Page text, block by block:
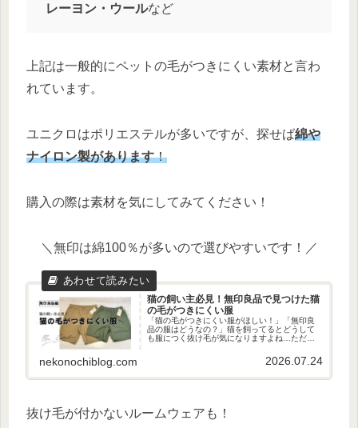
レーヨン・ウールなど
上記は一般的にペットの毛がつきにくい素材と言わ
れています。
ユニクロはポリエステルが多いですが、探せば綿や
ナイロン製があります！
購入の際は素材を気にしてみてください！
＼無印は綿100％が多いので選びやすいです！／
猫の飼い主必見！無印良品で見つけた猫
の毛がつきにくい服
「猫の毛がつきにくい服がほしい！」「無印良
品の服はどうなの？」猫を飼ってるとどうして
も服につく抜け毛が気になりますよね…ただ、
は見つかります！ということで、今回は無印良
品で猫の毛がつきにくい服を探し...
nekonochiblog.com 2026.07.24
抜け毛が付かないルームウェアも！